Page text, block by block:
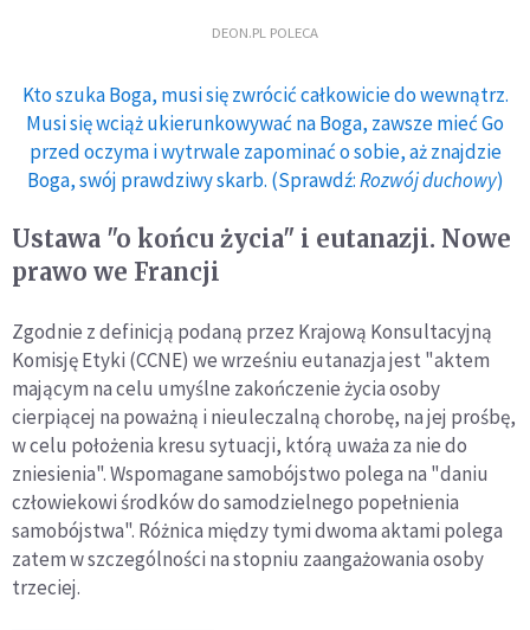
DEON.PL POLECA
Kto szuka Boga, musi się zwrócić całkowicie do wewnątrz.
Musi się wciąż ukierunkowywać na Boga, zawsze mieć Go
przed oczyma i wytrwale zapominać o sobie, aż znajdzie
Boga, swój prawdziwy skarb. (Sprawdź:Rozwój duchowy)
Ustawa "o końcu życia" i eutanazji. Nowe
prawo we Francji
Zgodnie z definicją podaną przez Krajową Konsultacyjną
Komisję Etyki (CCNE) we wrześniu eutanazja jest "aktem
mającym na celu umyślne zakończenie życia osoby
cierpiącej na poważną i nieuleczalną chorobę, na jej prośbę,
w celu położenia kresu sytuacji, którą uważa za nie do
zniesienia". Wspomagane samobójstwo polega na "daniu
człowiekowi środków do samodzielnego popełnienia
samobójstwa". Różnica między tymi dwoma aktami polega
zatem w szczególności na stopniu zaangażowania osoby
trzeciej.